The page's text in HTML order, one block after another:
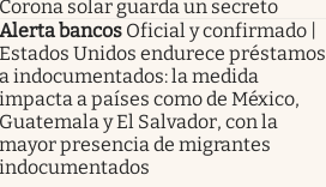
Corona solar guarda un secreto
Alerta bancos Oficial y confirmado |
Estados Unidos endurece préstamos
a indocumentados: la medida
impacta a países como de México,
Guatemala y El Salvador, con la
mayor presencia de migrantes
indocumentados